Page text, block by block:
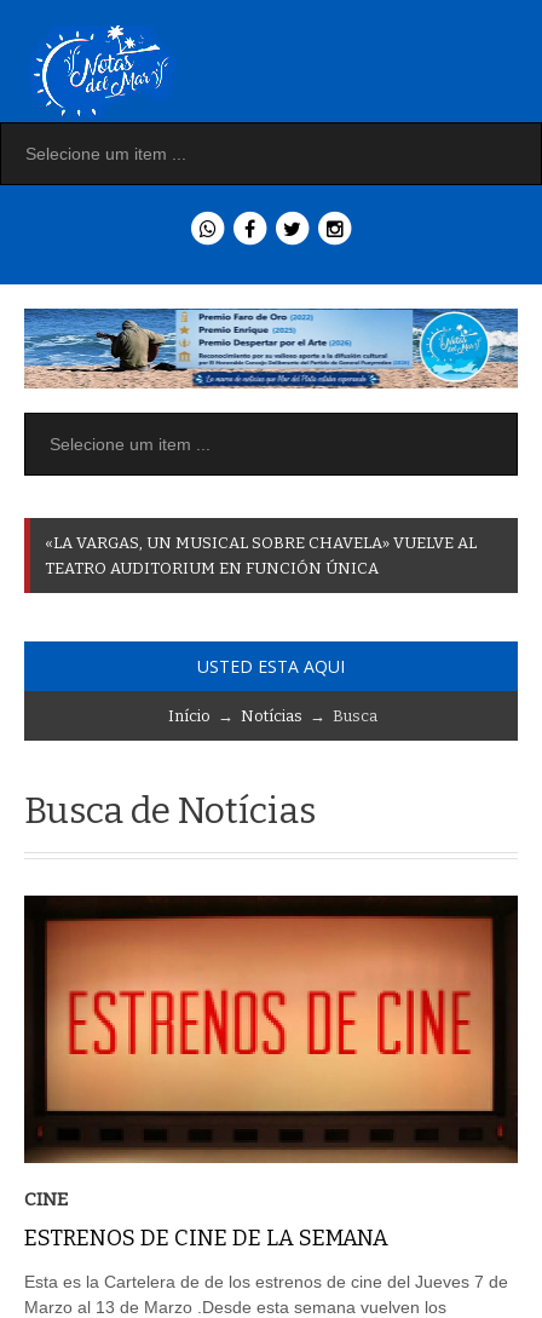
«LA VARGAS UN MUSICAL SOBRE CHAVELA» VUELVE AL
TEATRO AUDITORIUM EN FUNCIÓN ÚNICA
USTED ESTA AQUI
Início → Notícias → Busca
Busca de Notícias
CINE
ESTRENOS DE CINE DE LA SEMANA
Esta es la Cartelera de de los estrenos de cine del Jueves 7 de
Marzo al 13 de Marzo .Desde esta semana vuelven los